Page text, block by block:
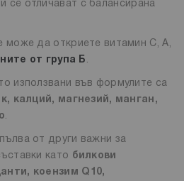
и се отличават с балансирана
може да откриете витамин С, A,
от група Б .
използвани във формулите са
калций, магнезий, манган,
.
от други важни за
като билкови
коензим Q10,